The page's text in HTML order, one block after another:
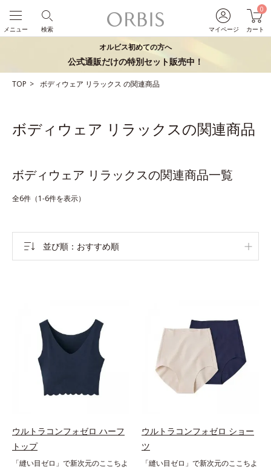
マイページ
0
カート
検索
メニュー
オルビス初めての方へ
公式通販だけの特別セット販売中！
TOP ボディウェア リラックス の関連商品
ボディウェア リラックスの関連商品
ボディウェア リラックスの関連商品一覧
全6件（1-6件を表示）
並び順 おすすめ順
ウルトラコンフォゼロ ハーフ
トップ
「縫い目ゼロ」で新次元のここちよ
ウルトラコンフォゼロ ショー
ツ
「縫い目ゼロ」で新次元のここちよ